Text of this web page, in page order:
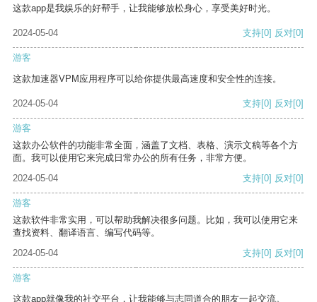
这款app是我娱乐的好帮手，让我能够放松身心，享受美好时光。
2024-05-04 支持[0] 反对[0]
游客
这款加速器VPM应用程序可以给你提供最高速度和安全性的连接。
2024-05-04 支持[0] 反对[0]
游客
这款办公软件的功能非常全面，涵盖了文档、表格、演示文稿等各个方
面。我可以使用它来完成日常办公的所有任务，非常方便。
2024-05-04
支持[0] 反对[0]
游客
这款软件非常实用，可以帮助我解决很多问题。比如，我可以使用它来
查找资料、翻译语言、编写代码等。
2024-05-04
支持[0] 反对[0]
游客
这款app就像我的社交平台，让我能够与志同道合的朋友一起交流。